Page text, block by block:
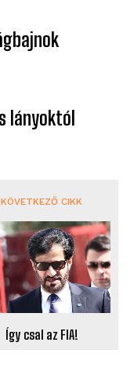
lányoktól
KÖVETKEZŐ CIKK
Így csal az FIA!